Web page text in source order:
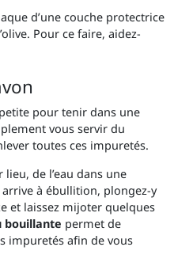
d’une couche protectrice
Pour ce faire, aidez-
pour tenir dans une
vous servir du
toutes ces impuretés.
de l’eau dans une
arrive à ébullition, plongez-y
et laissez mijoter quelques
bouillante permet de
impuretés afin de vous